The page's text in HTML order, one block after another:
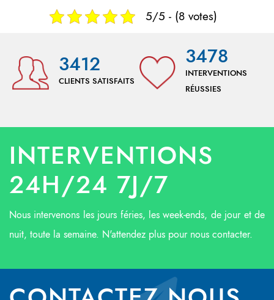
5/5 - (8 votes)
3412
CLIENTS SATISFAITS
3478
INTERVENTIONS
RÉUSSIES
INTERVENTIONS
24H/24 7J/7
Nous intervenons les jours féries, les week-ends, de jour et de
nuit, toute la semaine. N'attendez plus pour nous contacter.